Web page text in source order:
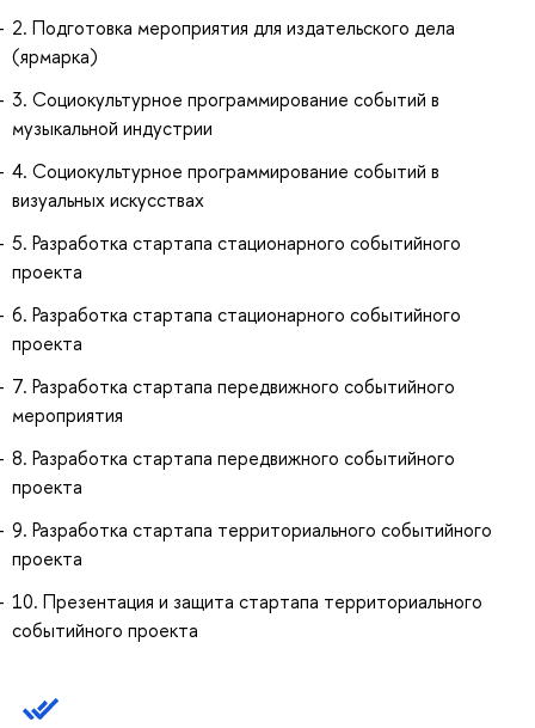
2. Подготовка мероприятия для издательского дела
(ярмарка)
3. Социокультурное программирование событий в
музыкальной индустрии
4. Социокультурное программирование событий в
визуальных искусствах
5. Разработка стартапа стационарного событийного
проекта
6. Разработка стартапа стационарного событийного
проекта
7. Разработка стартапа передвижного событийного
мероприятия
8. Разработка стартапа передвижного событийного
проекта
9. Разработка стартапа территориального событийного
проекта
10. Презентация и защита стартапа территориального
событийного проекта